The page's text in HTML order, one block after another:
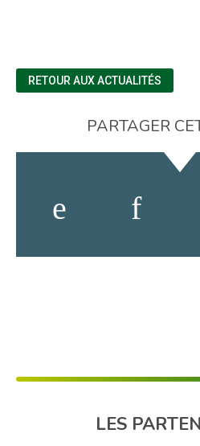
RETOUR AUX ACTUALITÉS
PARTAGER
LES